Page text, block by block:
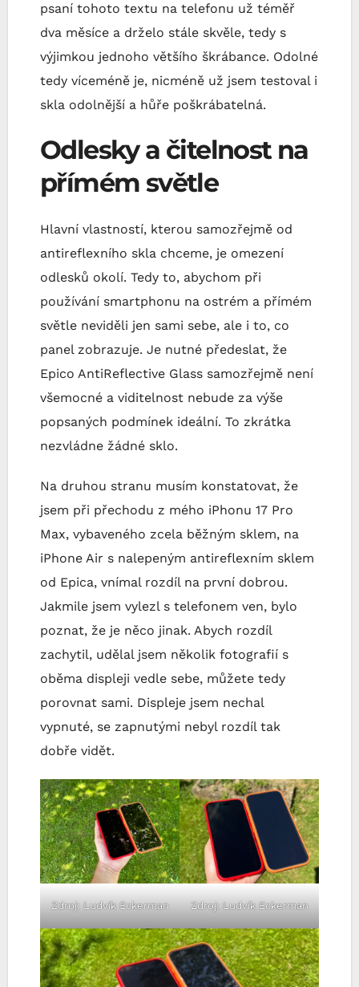
psaní tohoto textu na telefonu už téměř
dva měsíce a drželo stále skvěle, tedy s
výjimkou jednoho většího škrábance. Odolné
tedy víceméně je, nicméně už jsem testoval i
skla odolnější a hůře poškrábatelná.
Odlesky a čitelnost na
přímém světle
Hlavní vlastností, kterou samozřejmě od
antireflexního skla chceme, je omezení
odlesků okolí. Tedy to, abychom při
používání smartphonu na ostrém a přímém
světle neviděli jen sami sebe, ale i to, co
panel zobrazuje. Je nutné předeslat, že
Epico AntiReflective Glass samozřejmě není
všemocné a viditelnost nebude za výše
popsaných podmínek ideální. To zkrátka
nezvládne žádné sklo.
Na druhou stranu musím konstatovat, že
jsem při přechodu z mého iPhonu 17 Pro
Max, vybaveného zcela běžným sklem, na
iPhone Air s nalepeným antireflexním sklem
od Epica, vnímal rozdíl na první dobrou.
Jakmile jsem vylezl s telefonem ven, bylo
poznat, že je něco jinak. Abych rozdíl
zachytil, udělal jsem několik fotografií s
oběma displeji vedle sebe, můžete tedy
porovnat sami. Displeje jsem nechal
vypnuté, se zapnutými nebyl rozdíl tak
dobře vidět.
Zdroj: Ludvík Eckerman Zdroj: Ludvík Eckerman